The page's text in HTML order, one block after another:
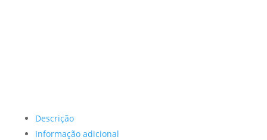
Descrição
Informação adicional